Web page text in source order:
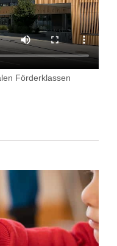
Förderklassen